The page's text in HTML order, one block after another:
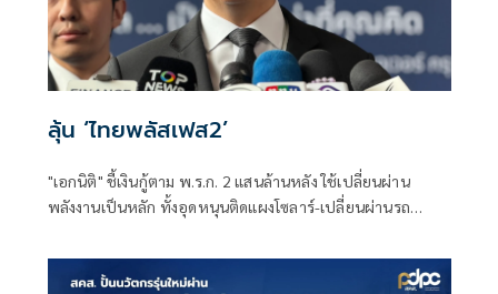
ลุ้น ‘ไทยพลัสเฟส2’
"เอกนิติ" ชี้เงินกู้ตาม พ.ร.ก. 2 แสนล้านหลัง ใช้เปลี่ยนผ่าน
พลังงานเป็นหลัก ทั้งอุดหนุนติดแผงโซลาร์-เปลี่ยนผ่านรถ
พร้อมให้ใช้กับไทยเที่ยวไทยพลัส ส่วนไทยช่วยไทยพลัส เฟส 2
รอประเมินความเหมาะสม นายกฯ เผยจะพยายาม